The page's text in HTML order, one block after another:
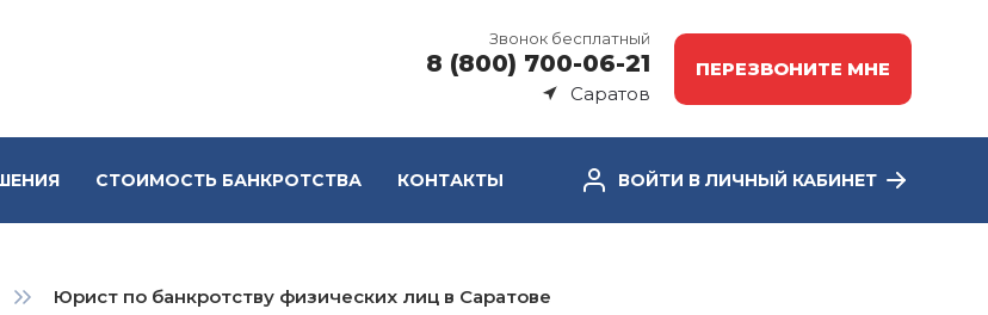
Звонок бесплатный
8 (800) 700-06-21
Саратов
ПЕРЕЗВОНИТЕ МНЕ
СТОИМОСТЬ БАНКРОТСТВА КОНТАКТЫ ВОЙТИ В ЛИЧНЫЙ КАБИНЕТ
Юрист по банкротству физических лиц в Саратове